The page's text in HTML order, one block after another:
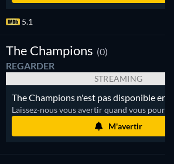
5.1
The Champions (0)
REGARDER
STREAMING
The Champions n'est pas disponible en
Laissez-nous vous avertir quand vous
M'avertir